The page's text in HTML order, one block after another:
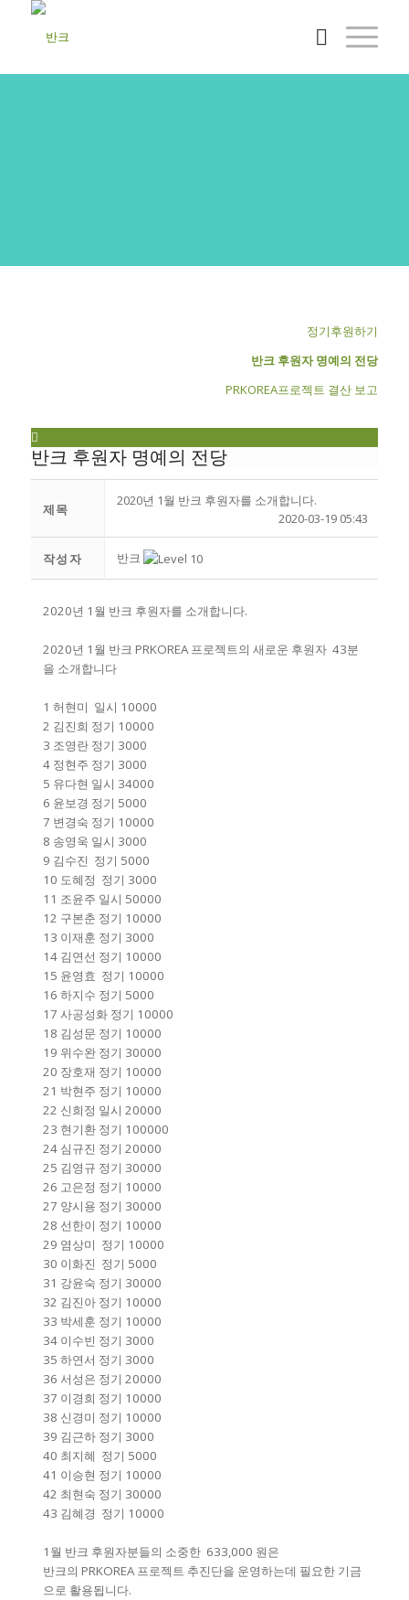
정기후원하기
반크 후원자 명예의 전당
PRKOREA프로젝트 결산 보고
반크 후원자 명예의 전당
제목
2020년 1월 반크 후원자를 소개합니다.
2020-03-19 05:43
작성자 반크
2020년 1월 반크 후원자를 소개합니다.
2020년 1월 반크 PRKOREA 프로젝트의 새로운 후원자 43분
을 소개합니다
1 허현미 일시 10000
2 김진희 정기 10000
3 조영란 정기 3000
4 정현주 정기 3000
5 유다현 일시 34000
6 윤보경 정기 5000
7 변경숙 정기 10000
8 송영욱 일시 3000
9 김수진 정기 5000
10 도혜정 정기 3000
11 조윤주 일시 50000
12 구본춘 정기 10000
13 이재훈 정기 3000
14 김연선 정기 10000
15 윤영효 정기 10000
16 하지수 정기 5000
17 사공성화 정기 10000
18 김성문 정기 10000
19 위수완 정기 30000
20 장호재 정기 10000
21 박현주 정기 10000
22 신희정 일시 20000
23 현기환 정기 100000
24 심규진 정기 20000
25 김영규 정기 30000
26 고은정 정기 10000
27 양시용 정기 30000
28 선한이 정기 10000
29 염상미 정기 10000
30 이화진 정기 5000
31 강윤숙 정기 30000
32 김진아 정기 10000
33 박세훈 정기 10000
34 이수빈 정기 3000
35 하연서 정기 3000
36 서성은 정기 20000
37 이경희 정기 10000
38 신경미 정기 10000
39 김근하 정기 3000
40 최지혜 정기 5000
41 이승현 정기 10000
42 최현숙 정기 30000
43 김혜경 정기 10000
1월 반크 후원자분들의 소중한 633,000 원은
반크의 PRKOREA 프로젝트 추진단을 운영하는데 필요한 기금
으로 활용됩니다.